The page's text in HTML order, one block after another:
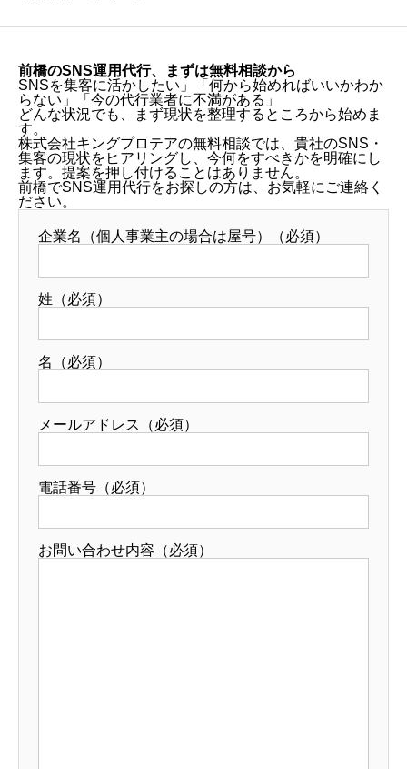
前橋のSNS運用代行、まずは無料相談から
SNSを集客に活かしたい」「何から始めればいいかわか
らない」「今の代行業者に不満がある」
どんな状況でも、まず現状を整理するところから始めま
す。
株式会社キングプロテアの無料相談では、貴社のSNS・
集客の現状をヒアリングし、今何をすべきかを明確にし
ます。提案を押し付けることはありません。
前橋でSNS運用代行をお探しの方は、お気軽にご連絡く
ださい。
企業名（個人事業主の場合は屋号）（必須）
姓（必須）
名（必須）
メールアドレス（必須）
電話番号（必須）
お問い合わせ内容（必須）